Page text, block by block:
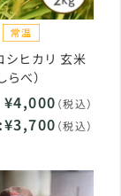
シヒカリ 玄米
べ）
¥4,000 （税込）
（税込）